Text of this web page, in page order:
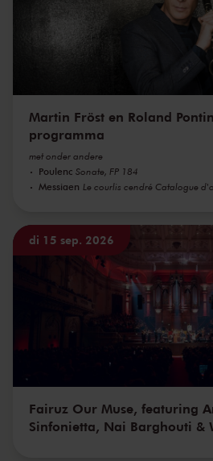
Martin Fröst en Roland
programma
met onder andere
Poulenc Sonate, FP 184
Messiaen Le courlis cendré Catalogue
di 15 sep. 2026
Fairuz Our Muse, featuring
Sinfonietta, Nai Barghouti &